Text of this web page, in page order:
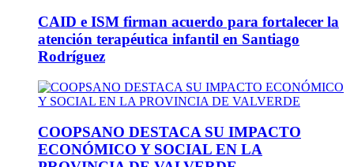
CAID e ISM firman acuerdo para fortalecer la
atención terapéutica infantil en Santiago
Rodríguez
COOPSANO DESTACA SU IMPACTO
ECONÓMICO Y SOCIAL EN LA